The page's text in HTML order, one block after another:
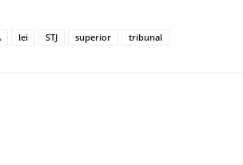
lei STJ superior tribunal